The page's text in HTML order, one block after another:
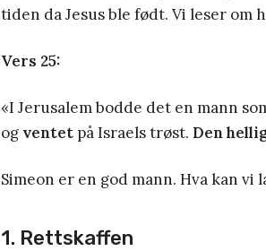
tiden da Jesus ble født. Vi leser om
Vers 25:
«I Jerusalem bodde det en mann
og ventet på Israels trøst. Den
Simeon er en god mann. Hva kan vi
1. Rettskaffen